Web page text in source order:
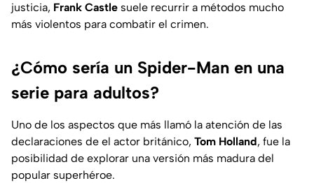
justicia, Frank Castle suele recurrir a métodos mucho
más violentos para combatir el crimen.
¿Cómo sería un Spider-Man en una
serie para adultos?
Uno de los aspectos que más llamó la atención de las
declaraciones de el actor británico, Tom Holland, fue la
posibilidad de explorar una versión más madura del
popular superhéroe.